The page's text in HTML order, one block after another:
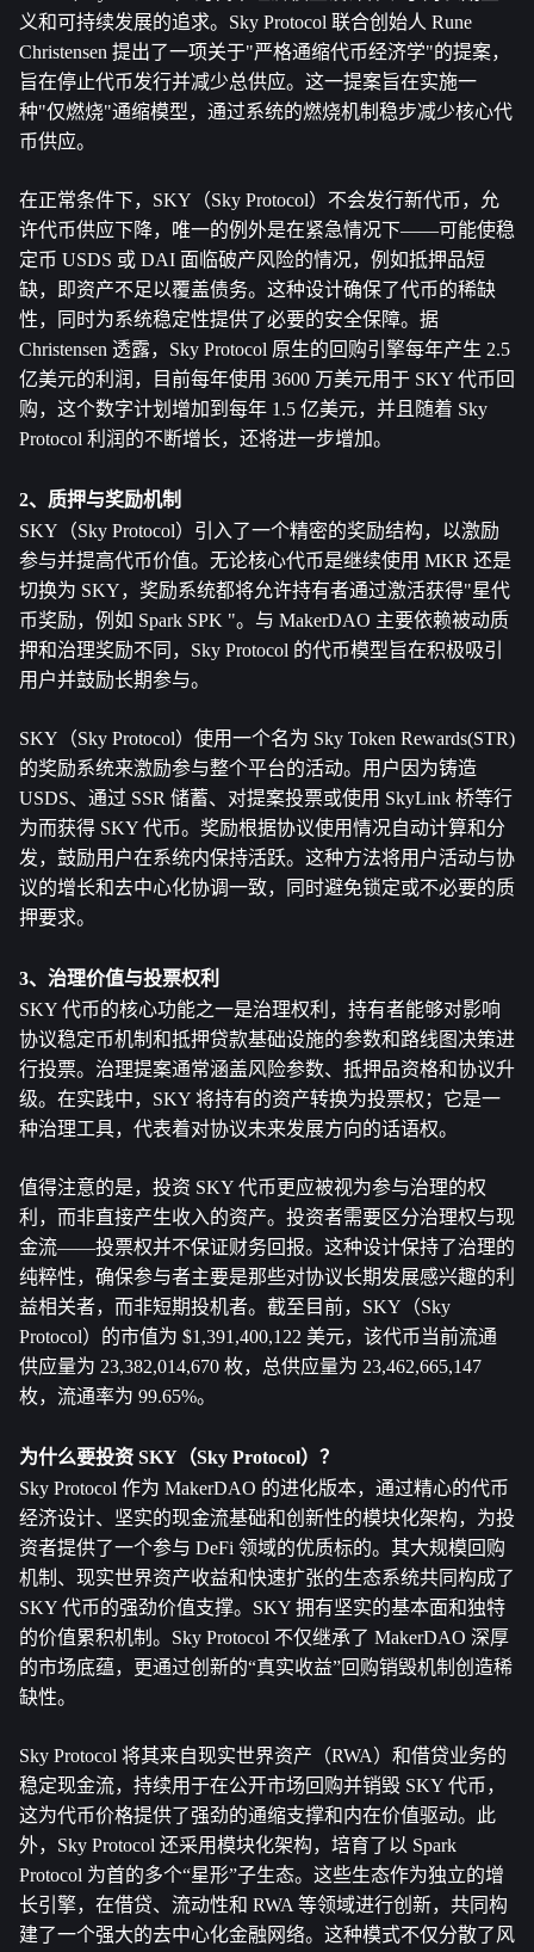
义和可持续发展的追求。Sky Protocol 联合创始人 Rune
Christensen 提出了一项关于"严格通缩代币经济学"的提案，
旨在停止代币发行并减少总供应。这一提案旨在实施一
种"仅燃烧"通缩模型，通过系统的燃烧机制稳步减少核心代
币供应。
在正常条件下，SKY（Sky Protocol）不会发行新代币，允
许代币供应下降，唯一的例外是在紧急情况下——可能使稳
定币 USDS 或 DAI 面临破产风险的情况，例如抵押品短
缺，即资产不足以覆盖债务。这种设计确保了代币的稀缺
性，同时为系统稳定性提供了必要的安全保障。据
Christensen 透露，Sky Protocol 原生的回购引擎每年产生 2.5
亿美元的利润，目前每年使用 3600 万美元用于 SKY 代币回
购，这个数字计划增加到每年 1.5 亿美元，并且随着 Sky
Protocol 利润的不断增长，还将进一步增加。
2、质押与奖励机制
SKY（Sky Protocol）引入了一个精密的奖励结构，以激励
参与并提高代币价值。无论核心代币是继续使用 MKR 还是
切换为 SKY，奖励系统都将允许持有者通过激活获得"星代
币奖励，例如 Spark SPK "。与 MakerDAO 主要依赖被动质
押和治理奖励不同，Sky Protocol 的代币模型旨在积极吸引
用户并鼓励长期参与。
SKY（Sky Protocol）使用一个名为 Sky Token Rewards(STR)
的奖励系统来激励参与整个平台的活动。用户因为铸造
USDS、通过 SSR 储蓄、对提案投票或使用 SkyLink 桥等行
为而获得 SKY 代币。奖励根据协议使用情况自动计算和分
发，鼓励用户在系统内保持活跃。这种方法将用户活动与协
议的增长和去中心化协调一致，同时避免锁定或不必要的质
押要求。
3、治理价值与投票权利
SKY 代币的核心功能之一是治理权利，持有者能够对影响
协议稳定币机制和抵押贷款基础设施的参数和路线图决策进
行投票。治理提案通常涵盖风险参数、抵押品资格和协议升
级。在实践中，SKY 将持有的资产转换为投票权；它是一
种治理工具，代表着对协议未来发展方向的话语权。
值得注意的是，投资 SKY 代币更应被视为参与治理的权
利，而非直接产生收入的资产。投资者需要区分治理权与现
金流——投票权并不保证财务回报。这种设计保持了治理的
纯粹性，确保参与者主要是那些对协议长期发展感兴趣的利
益相关者，而非短期投机者。截至目前，SKY（Sky
Protocol）的市值为 $1,391,400,122 美元，该代币当前流通
供应量为 23,382,014,670 枚，总供应量为 23,462,665,147
枚，流通率为 99.65%。
为什么要投资 SKY（Sky Protocol）？
Sky Protocol 作为 MakerDAO 的进化版本，通过精心的代币
经济设计、坚实的现金流基础和创新性的模块化架构，为投
资者提供了一个参与 DeFi 领域的优质标的。其大规模回购
机制、现实世界资产收益和快速扩张的生态系统共同构成了
SKY 代币的强劲价值支撑。SKY 拥有坚实的基本面和独特
的价值累积机制。Sky Protocol 不仅继承了 MakerDAO 深厚
的市场底蕴，更通过创新的“真实收益”回购销毁机制创造稀
缺性。
Sky Protocol 将其来自现实世界资产（RWA）和借贷业务的
稳定现金流，持续用于在公开市场回购并销毁 SKY 代币，
这为代币价格提供了强劲的通缩支撑和内在价值驱动。此
外，Sky Protocol 还采用模块化架构，培育了以 Spark
Protocol 为首的多个“星形”子生态。这些生态作为独立的增
长引擎，在借贷、流动性和 RWA 等领域进行创新，共同构
建了一个强大的去中心化金融网络。这种模式不仅分散了风